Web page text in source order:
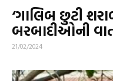
‘ગાલિબ છુટી
બરબાદીઓની
21/02/2024